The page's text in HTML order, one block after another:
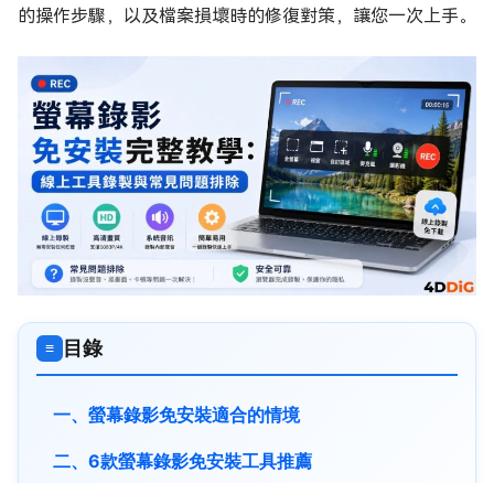
的操作步驟，以及檔案損壞時的修復對策，讓您一次上手。
≡ 目錄
一、螢幕錄影免安裝適合的情境
二、6款螢幕錄影免安裝工具推薦